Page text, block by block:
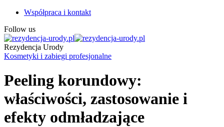
Współpraca i kontakt
Follow us
Rezydencja Urody
Kosmetyki i zabiegi profesjonalne
Peeling korundowy:
właściwości, zastosowanie i
efekty odmładzające